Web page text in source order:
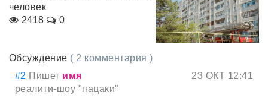
человек
2418
0
Обсуждение ( 2 комментария )
#2 Пишет имя
23 ОКТ 12:41
реалити-шоу "пацаки"